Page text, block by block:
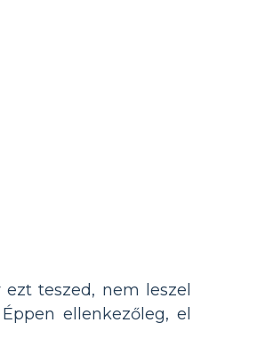
teszed, nem leszel
ellenkezőleg, el